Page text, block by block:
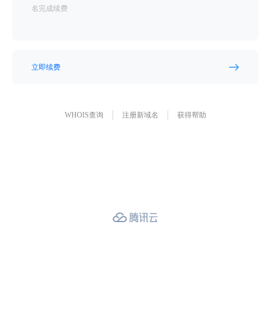
名完成续费
立即续费
WHOIS查询 注册新域名 获得帮助